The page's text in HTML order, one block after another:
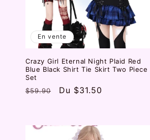
En vente
Crazy Girl Eternal Night Plaid Red
Blue Black Shirt Tie Skirt Two Piece
Set
Prix
$59.90
Prix
Du $31.50